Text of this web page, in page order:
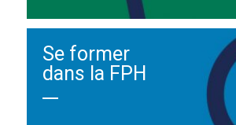
Se former
dans la FPH